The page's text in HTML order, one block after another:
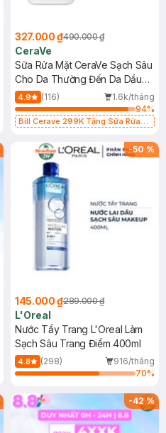
327.000 ₫490.000 ₫
CeraVe
Sữa Rửa Mặt CeraVe Sạch Sâu
Cho Da Thường Đến Da Dầu
473ml
4.9 (116)
1.6k/tháng
94%
Bill Cerave 299K Tặng Sữa Rửa
-50 %
145.000 ₫289.000 ₫
L'Oreal
Nước Tẩy Trang L'Oreal Làm
Sạch Sâu Trang Điểm 400ml
4.8 (298)
916/tháng
70%
-42%